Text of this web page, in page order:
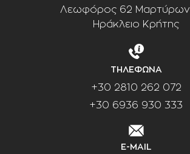
Λεωφόρος 62 Μαρτύρων
Ηράκλειο Κρήτης
ΤΗΛΕΦΩΝΑ
+30 2810 262 072
+30 6936 930 333
E-MAIL